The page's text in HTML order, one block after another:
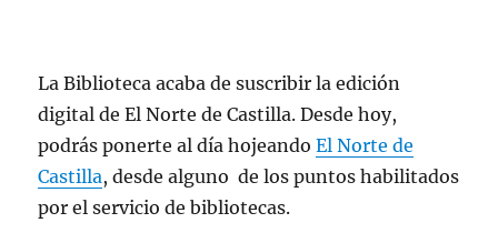
La Biblioteca acaba de suscribir la edición
digital de El Norte de Castilla. Desde hoy,
podrás ponerte al día hojeandoEl Norte de
Castilla, desde alguno de los puntos habilitados
por el servicio de bibliotecas.